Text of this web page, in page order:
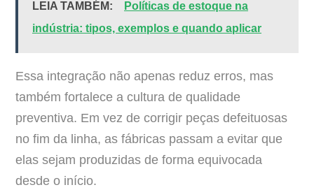
LEIA TAMBÉM:
Políticas de estoque na
indústria: tipos, exemplos e quando aplicar
Essa integração não apenas reduz erros, mas
também fortalece a cultura de qualidade
preventiva. Em vez de corrigir peças defeituosas
no fim da linha, as fábricas passam a evitar que
elas sejam produzidas de forma equivocada
desde o início.